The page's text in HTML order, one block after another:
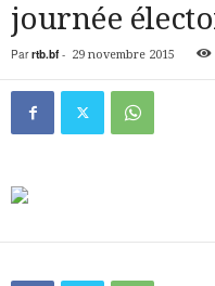
journée
Par rtb.bf- 29 novembre 2015